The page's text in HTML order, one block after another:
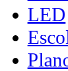
LED